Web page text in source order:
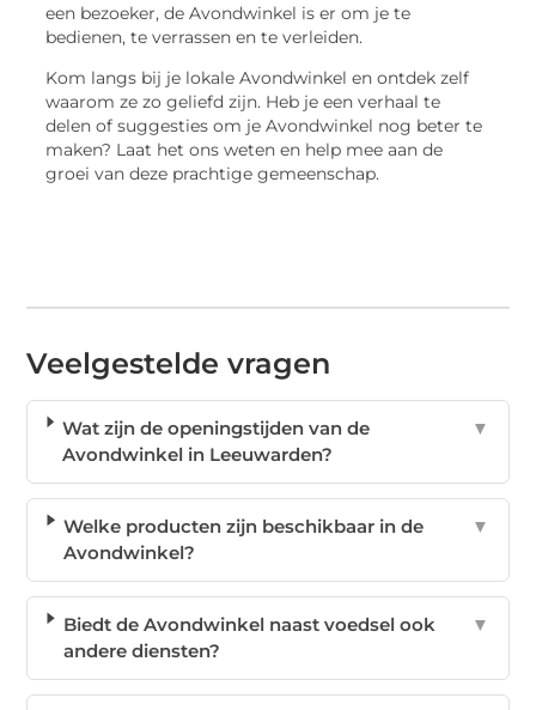
een bezoeker, de Avondwinkel is er om je te
bedienen, te verrassen en te verleiden.
Kom langs bij je lokale Avondwinkel en ontdek zelf
waarom ze zo geliefd zijn. Heb je een verhaal te
delen of suggesties om je Avondwinkel nog beter te
maken? Laat het ons weten en help mee aan de
groei van deze prachtige gemeenschap.
Veelgestelde vragen
Wat zijn de openingstijden van de
Avondwinkel in Leeuwarden?
▼
Welke producten zijn beschikbaar in de
Avondwinkel?
▼
Biedt de Avondwinkel naast voedsel ook
andere diensten?
▼